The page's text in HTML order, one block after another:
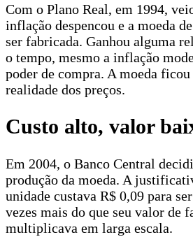
Com o Plano Real, em 1994,
inflação despencou e a moeda
ser fabricada. Ganhou alguma
o tempo, mesmo a inflação
poder de compra. A moeda ficou
realidade dos preços.
Custo alto, valor
Em 2004, o Banco Central
produção da moeda. A
unidade custava R$ 0,09 para
vezes mais do que seu valor de
multiplicava em larga escala.